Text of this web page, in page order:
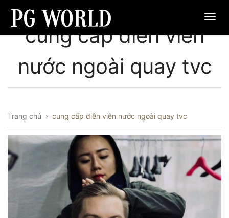
cung cấp diễn viên
nước ngoài quay tvc
Trang chủ › cung cấp diễn viên nước ngoài quay tvc